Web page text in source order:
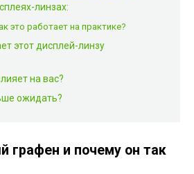
линзах:
это работает на практике?
этот дисплей-линзу
на вас?
ожидать?
графен и почему он так